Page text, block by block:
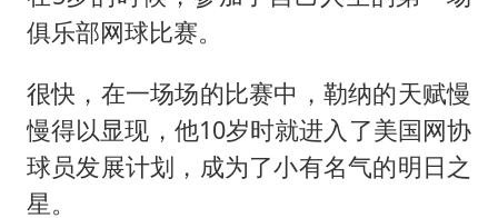
俱乐部网球比赛。
很快，在一场场的比赛中，勒纳的天赋慢
慢得以显现，他10岁时就进入了美国网协
球员发展计划，成为了小有名气的明日之
星。